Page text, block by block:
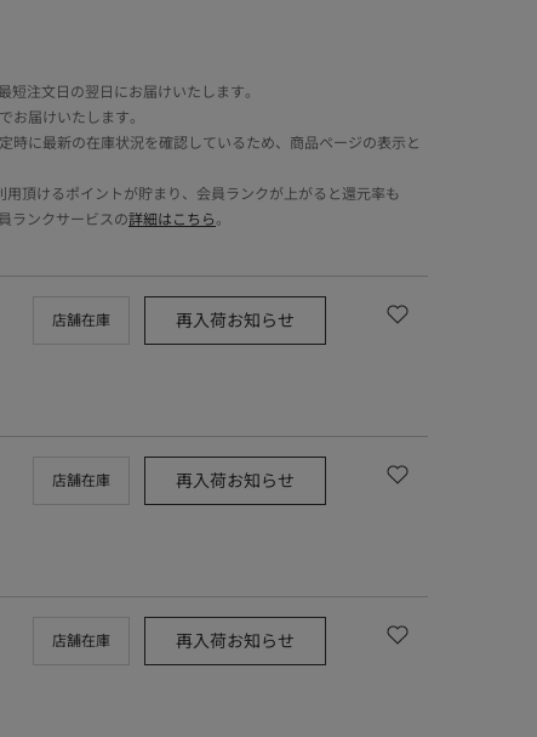
注文日の翌日にお届けいたします。
お届けいたします。
時に最新の在庫状況を確認しているため、商品ページの表示と
頂けるポイントが貯まり、会員ランクが上がると還元率も
ランクサービスの詳細はこちら。
店舗在庫 再入荷お知らせ
店舗在庫 再入荷お知らせ
店舗在庫 再入荷お知らせ